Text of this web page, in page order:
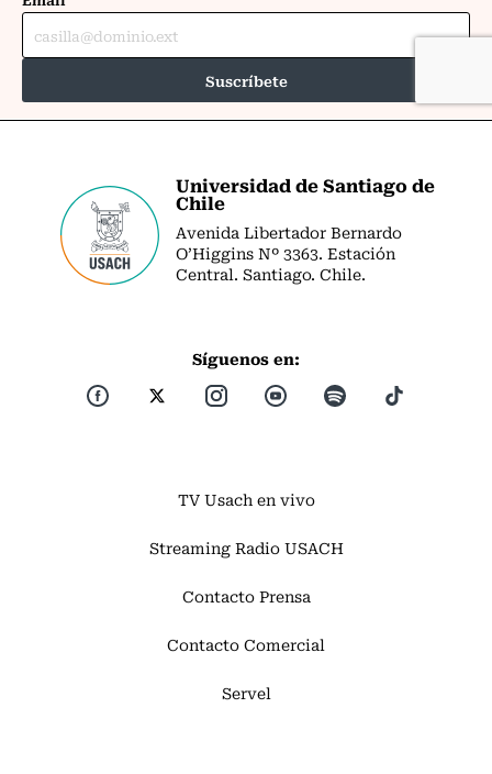
Universidad de Santiago de
Chile
Avenida Libertador Bernardo
O’Higgins Nº 3363. Estación
Central. Santiago. Chile.
Síguenos en:
TV Usach en vivo
Streaming Radio USACH
Contacto Prensa
Contacto Comercial
Servel